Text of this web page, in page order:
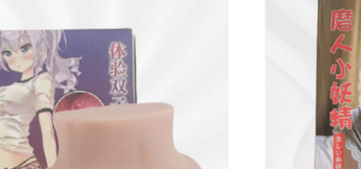
này phù hợp với nhiều nhóm
giới có nhu cầu thủ dâm với cảm
đồng tính nam được trải nghiệm